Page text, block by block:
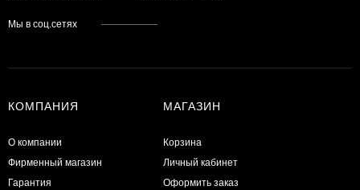
Мы в соц.сетях
КОМПАНИЯ
О компании
Фирменный магазин
Гарантия
МАГАЗИН
Корзина
Личный кабинет
Оформить заказ